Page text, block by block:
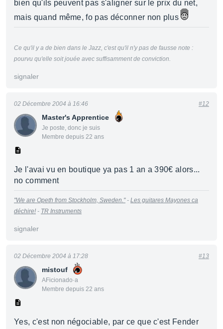
bien qu'ils peuvent pas s'aligner sur le prix du net,
mais quand même, fo pas déconner non plus
Ce qu'il y a de bien dans le Jazz, c'est qu'il n'y pas de fausse note :
pourvu qu'elle soit jouée avec suffisamment de conviction.
signaler
Master's Apprentice
Je poste, donc je suis
Membre depuis 22 ans
02 Décembre 2004 à 16:46 #12
Je l'avai vu en boutique ya pas 1 an a 390€ alors...
no comment
"We are Opeth from Stockholm, Sweden."- Les guitares Mayones ca
déchire! - TR Instruments
signaler
mistouf
AFicionado·a
Membre depuis 22 ans
02 Décembre 2004 à 17:28 #13
Yes, c'est non négociable, par ce que c'est Fender